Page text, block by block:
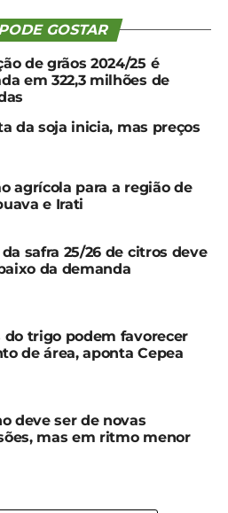
aparece por alguns
calmo, mas em seguida
ganha força no
e continuará a
do Sul causando fortes
e parte do centro e sul do
sistema tem o
do continente em
vai gerar um sistema
de tempestades no
oeste do planalto sul de
pelos volumes de chuva e
regiões brasileiras
da Argentina e no
GOSTAR
de grãos 2024/25 é
em 322,3 milhões de
da soja inicia, mas preços
agrícola para a região de
e Irati
safra 25/26 de citros deve
da demanda
do trigo podem favorecer
de área, aponta Cepea
deve ser de novas
mas em ritmo menor